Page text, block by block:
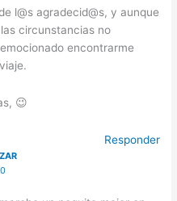
l@s agradecid@s, y aunque
circunstancias no
encontrarme
😉
Responder